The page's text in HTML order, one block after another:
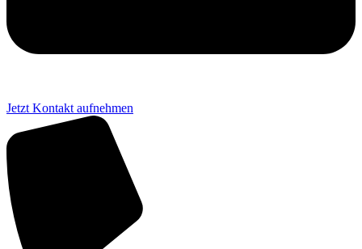
Jetzt Kontakt aufnehmen